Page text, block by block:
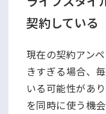
契約している
現在の契約アン
きすぎる場合、
いる可能性があ
を同時に使う機